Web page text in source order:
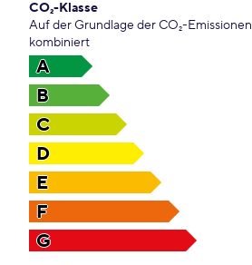
CO₂-Klasse
Auf der Grundlage der CO₂-Emissionen
kombiniert
A
B
C
D
E
F
G